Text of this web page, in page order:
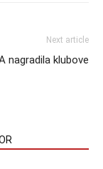
Next article
nagradila klubove